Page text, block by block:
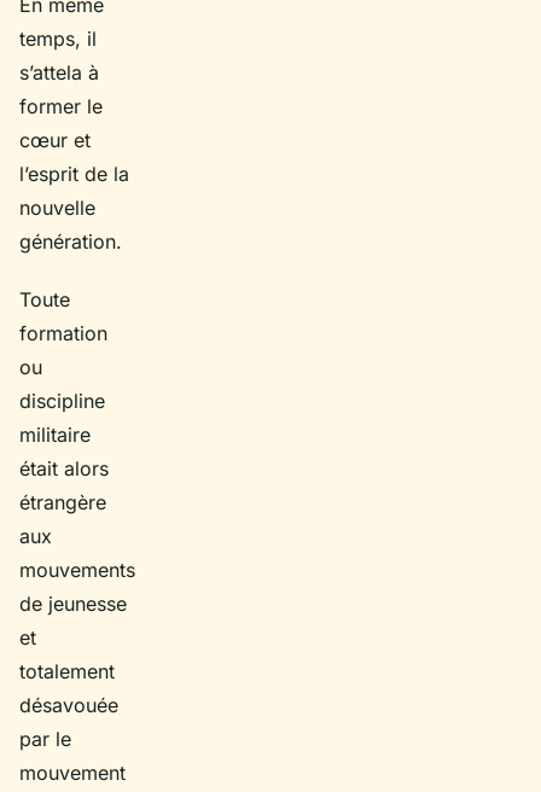
temps, il
s’attela à
former le
cœur et
l’esprit de la
nouvelle
génération.
Toute
formation
ou
discipline
militaire
était alors
étrangère
aux
mouvements
de jeunesse
et
totalement
désavouée
par le
mouvement